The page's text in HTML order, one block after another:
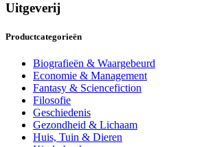
Uitgeverij
Productcategorieën
Biografieën & Waargebeurd
Economie & Management
Fantasy & Sciencefiction
Filosofie
Geschiedenis
Gezondheid & Lichaam
Huis, Tuin & Dieren